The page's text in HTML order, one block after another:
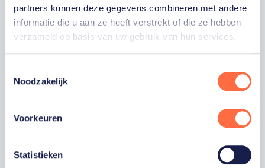
partners kunnen deze gegevens combineren met andere
informatie die u aan ze heeft verstrekt of die ze hebben
verzameld op basis van uw gebruik van hun services.
Noodzakelijk
Voorkeuren
Statistieken
VOORNAAM
ACHTERNAAM
E-MAILADRES
Ja, ik word fan van TeamNL en ontvang
kortingen, voorrang op evenementen,
video’s en merchandise. Je kunt je op elk